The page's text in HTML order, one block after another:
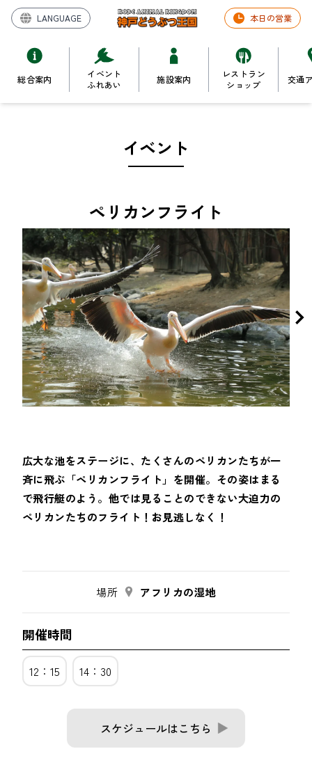
LANGUAGE 本日の営業
総合案内
イベント
ふれあい
施設案内
レストラン
ショップ
交通
イベント
ペリカンフライト
広大な池をステージに、たくさんのペリカンたちが一
斉に飛ぶ「ペリカンフライト」を開催。その姿はまる
で飛行艇のよう。他では見ることのできない大迫力の
ペリカンたちのフライト！お見逃しなく！
場所 アフリカの湿地
開催時間
12：15 14：30
スケジュールはこちら